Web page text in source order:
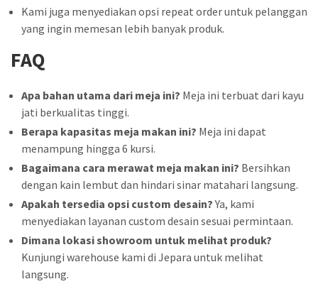
Kami juga menyediakan opsi repeat order untuk pelanggan
yang ingin memesan lebih banyak produk.
FAQ
Apa bahan utama dari meja ini? Meja ini terbuat dari kayu
jati berkualitas tinggi.
Berapa kapasitas meja makan ini? Meja ini dapat
menampung hingga 6 kursi.
Bagaimana cara merawat meja makan ini? Bersihkan
dengan kain lembut dan hindari sinar matahari langsung.
Apakah tersedia opsi custom desain?Ya, kami
menyediakan layanan custom desain sesuai permintaan.
Dimana lokasi showroom untuk melihat produk?
Kunjungi warehouse kami di Jepara untuk melihat
langsung.